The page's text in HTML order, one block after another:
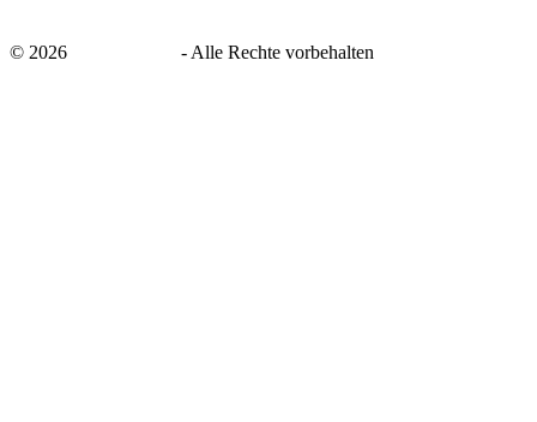
© 2026 - Alle Rechte vorbehalten